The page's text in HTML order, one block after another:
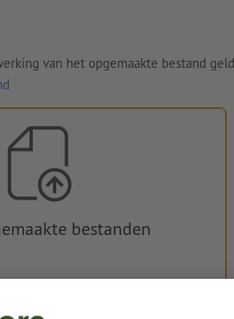
van het opgemaakte bestand
bestanden